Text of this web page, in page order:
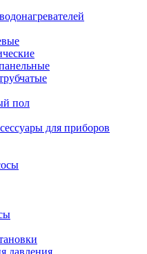
пол
для приборов
давления